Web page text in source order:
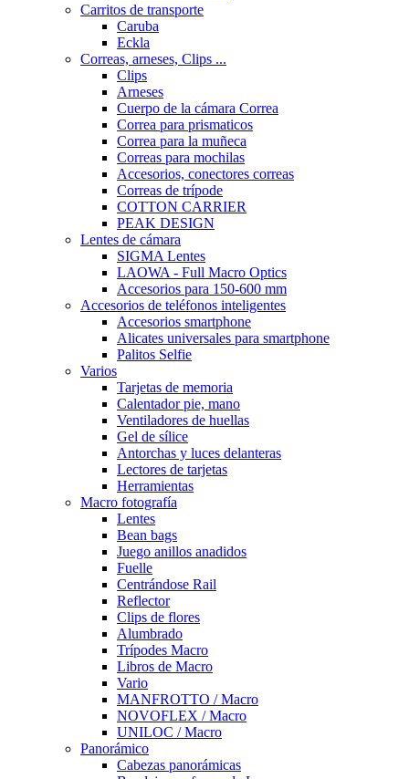
Carritos de transporte
Caruba
Eckla
Correas, arneses, Clips ...
Clips
Arneses
Cuerpo de la cámara Correa
Correa para prismaticos
Correa para la muñeca
Correas para mochilas
Accesorios, conectores correas
Correas de trípode
COTTON CARRIER
PEAK DESIGN
Lentes de cámara
SIGMA Lentes
LAOWA - Full Macro Optics
Accesorios para 150-600 mm
Accesorios de teléfonos inteligentes
Accesorios smartphone
Alicates universales para smartphone
Palitos Selfie
Varios
Tarjetas de memoria
Calentador pie, mano
Ventiladores de huellas
Gel de sílice
Antorchas y luces delanteras
Lectores de tarjetas
Herramientas
Macro fotografía
Lentes
Bean bags
Juego anillos anadidos
Fuelle
Centrándose Rail
Reflector
Clips de flores
Alumbrado
Trípodes Macro
Libros de Macro
Vario
MANFROTTO / Macro
NOVOFLEX / Macro
UNILOC / Macro
Panorámico
Cabezas panorámicas